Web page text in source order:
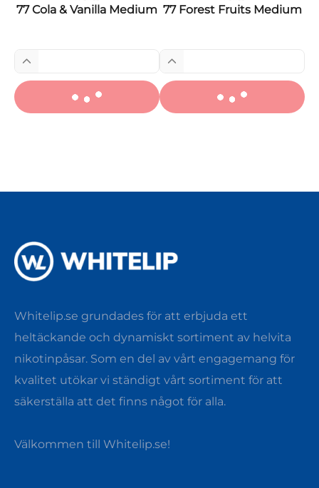
77 Cola & Vanilla Medium 77 Forest Fruits Medium
Whitelip.se grundades för att erbjuda ett
heltäckande och dynamiskt sortiment av helvita
nikotinpåsar. Som en del av vårt engagemang för
kvalitet utökar vi ständigt vårt sortiment för att
säkerställa att det finns något för alla.
Välkommen till Whitelip.se!